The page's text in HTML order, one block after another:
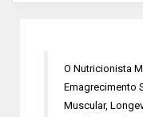
O Nutricionista
Emagrecimento
Muscular,